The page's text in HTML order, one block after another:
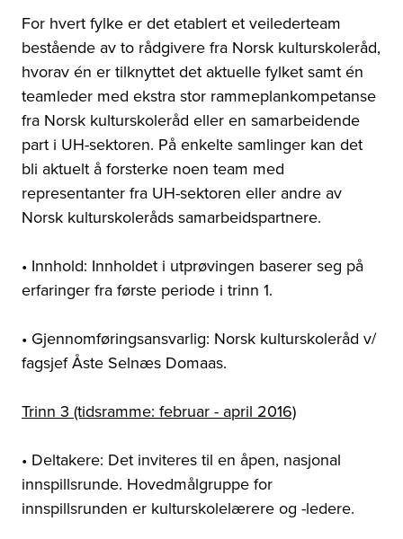
For hvert fylke er det etablert et veilederteam
bestående av to rådgivere fra Norsk kulturskoleråd,
hvorav én er tilknyttet det aktuelle fylket samt én
teamleder med ekstra stor rammeplankompetanse
fra Norsk kulturskoleråd eller en samarbeidende
part i UH-sektoren. På enkelte samlinger kan det
bli aktuelt å forsterke noen team med
representanter fra UH-sektoren eller andre av
Norsk kulturskoleråds samarbeidspartnere.
• Innhold: Innholdet i utprøvingen baserer seg på
erfaringer fra første periode i trinn 1.
• Gjennomføringsansvarlig: Norsk kulturskoleråd v/
fagsjef Åste Selnæs Domaas.
Trinn 3 (tidsramme: februar - april 2016)
• Deltakere: Det inviteres til en åpen, nasjonal
innspillsrunde. Hovedmålgruppe for
innspillsrunden er kulturskolelærere og -ledere.